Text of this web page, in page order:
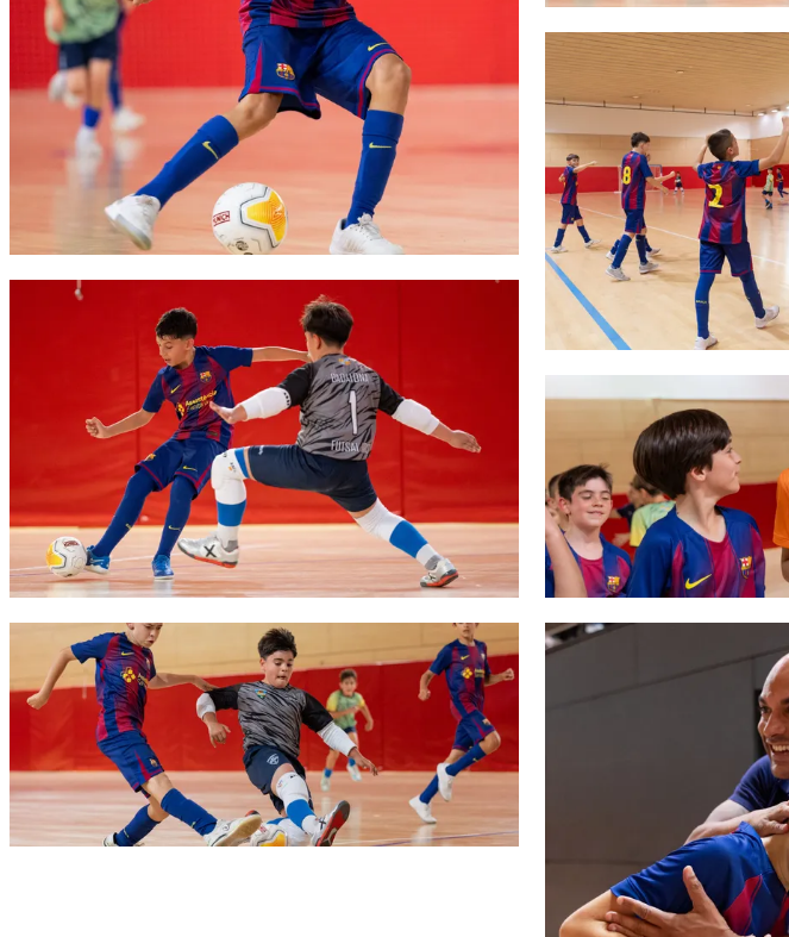
FC Barcelona club badge
FC Barcelona club badge
FC Barcelona club badge
FC Barcelona club badge